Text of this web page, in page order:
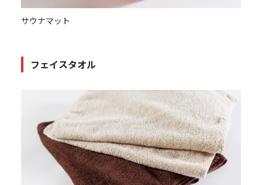
サウナマット
フェイスタオル